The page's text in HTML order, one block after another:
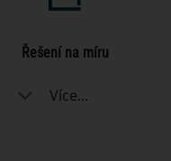
Řešení na míru
Více...